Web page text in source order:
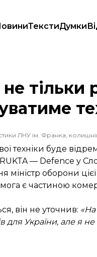
ТекстиДумки
але і модернізовуватиме
тільки
ЛНУ ім. Франка,
техніки буде
— Defence у
міністр оборони
є частиною
він не уточнив:
для України, але я